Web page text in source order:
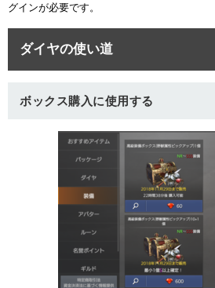
グインが必要です。
ダイヤの使い道
ボックス購入に使用する